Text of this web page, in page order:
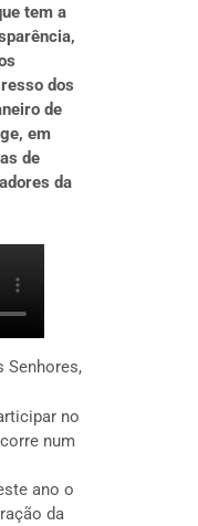
tem a
dos
de
em
de
da
Senhores,
no
num
ano o
da